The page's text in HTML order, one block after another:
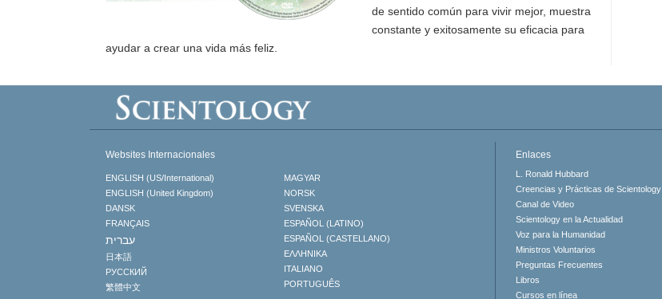
de sentido común para vivir mejor, muestra
constante y exitosamente su eficacia para
ayudar a crear una vida más feliz.
Websites Internacionales
ENGLISH (US/International)
ENGLISH (United Kingdom)
DANSK
FRANÇAIS
עברית
日本語
РУССКИЙ
繁體中文
MAGYAR
NORSK
SVENSKA
ESPAÑOL (LATINO)
ESPAÑOL (CASTELLANO)
ΕΛΛΗΝΙΚA
ITALIANO
PORTUGUÊS
Enlaces
L. Ronald Hubbard
Creencias y Prácticas de Scientology
Canal de Video
Scientology en la Actualidad
Voz para la Humanidad
Ministros Voluntarios
Preguntas Frecuentes
Libros
Cursos en línea